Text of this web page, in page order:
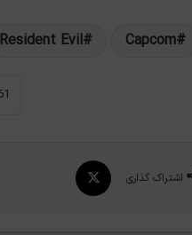
Capcom
Resident Evil
اشتراک گذاری